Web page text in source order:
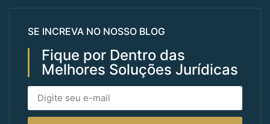
SE INCREVA NO NOSSO BLOG
Fique por Dentro das
Melhores Soluções Jurídicas